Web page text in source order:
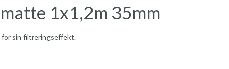
1x1,2m 35mm
for sin filtreringseffekt.